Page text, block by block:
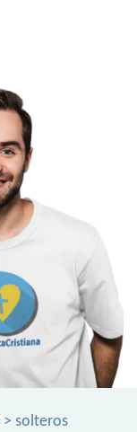
> solteros